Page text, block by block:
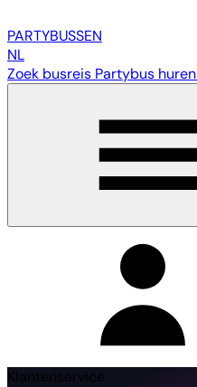
PARTYBUSSEN
NL
Zoek busreis Partybus huren
Klantenservice